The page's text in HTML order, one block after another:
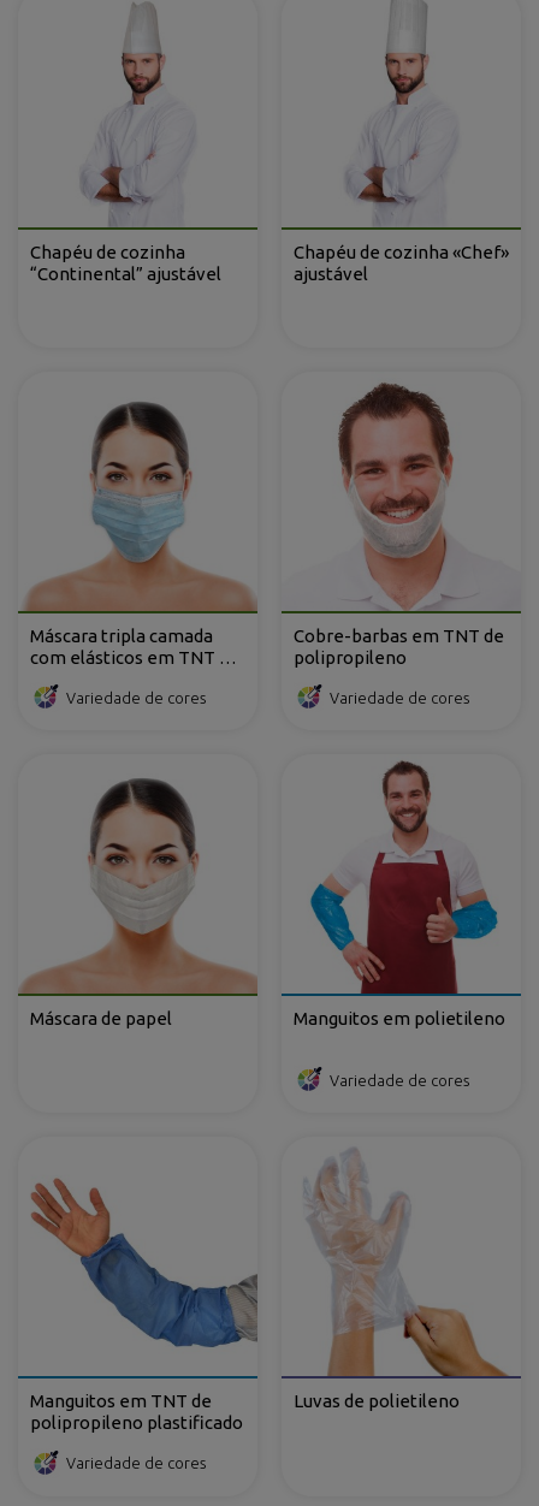
Chapéu de cozinha
“Continental” ajustável
Chapéu de cozinha «Chef»
ajustável
Máscara tripla camada
com elásticos em TNT de
Variedade de cores
Cobre-barbas em TNT de
polipropileno
Variedade de cores
Máscara de papel Manguitos em polietileno
Variedade de cores
Manguitos em TNT de
polipropileno plastificado
Variedade de cores
Luvas de polietileno